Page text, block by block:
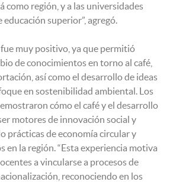
como región, y a las universidades
superior”, agregó.
muy positivo, ya que permitió
de conocimientos en torno al café,
así como el desarrollo de ideas
en sostenibilidad ambiental. Los
cómo el café y el desarrollo
motores de innovación social y
prácticas de economía circular y
en la región. “Esta experiencia motiva
a vincularse a procesos de
reconociendo en los